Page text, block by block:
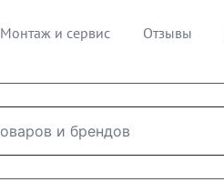
Монтаж и сервис Отзывы